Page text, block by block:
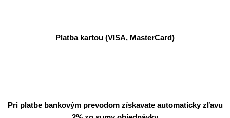
Platba kartou (VISA, MasterCard)
Pri platbe bankovým prevodom získavate automaticky zľavu